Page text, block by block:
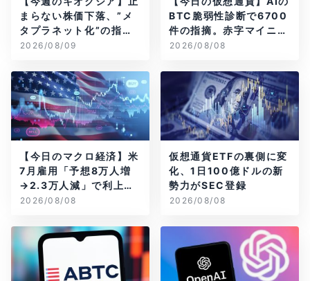
まらない株価下落、”メ
タプラネット化”の指摘
は本当？
2026/08/09
BTC脆弱性診断で6700
件の指摘。赤字マイニン
グ企業はAIに賭ける
2026/08/08
【今日のマクロ経済】米
7月雇用「予想8万人増
→2.3万人減」で利上げ
観測後退
2026/08/08
仮想通貨ETFの裏側に変
化、1日100億ドルの新
勢力がSEC登録
2026/08/08